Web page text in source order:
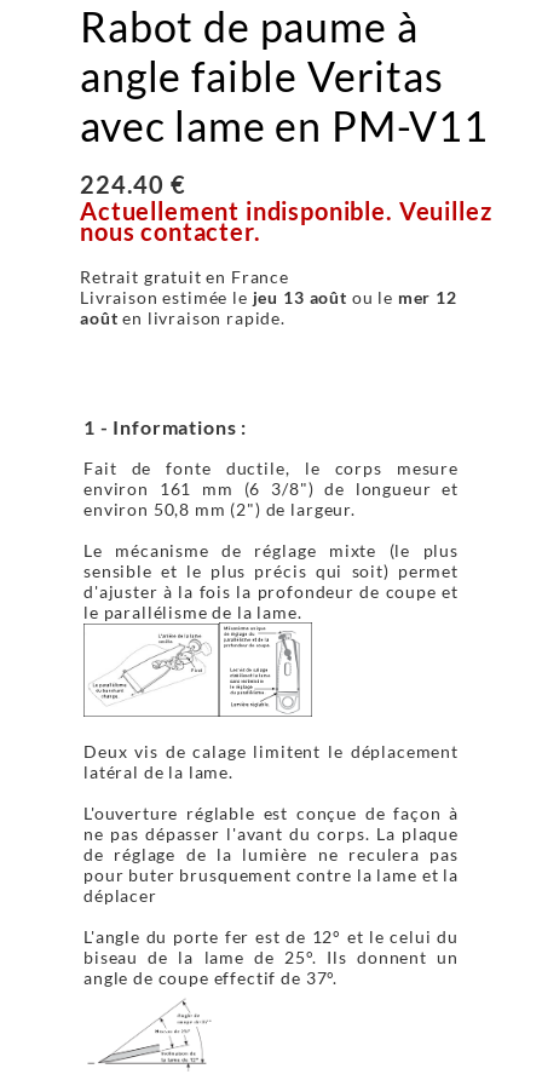
Rabot de paume à
angle faible Veritas
avec lame en PM-V11
224.40 €
Actuellement indisponible. Veuillez
nous contacter.
Retrait gratuit en France
Livraison estimée le jeu 13 août ou le mer 12
août en livraison rapide.
1 - Informations :
Fait de fonte ductile, le corps mesure
environ 161 mm (6 3/8") de longueur et
environ 50,8 mm (2") de largeur.
Le mécanisme de réglage mixte (le plus
sensible et le plus précis qui soit) permet
d'ajuster à la fois la profondeur de coupe et
le parallélisme de la lame.
Deux vis de calage limitent le déplacement
latéral de la lame.
L'ouverture réglable est conçue de façon à
ne pas dépasser l'avant du corps. La plaque
de réglage de la lumière ne reculera pas
pour buter brusquement contre la lame et la
déplacer
L'angle du porte fer est de 12° et le celui du
biseau de la lame de 25°. Ils donnent un
angle de coupe effectif de 37°.